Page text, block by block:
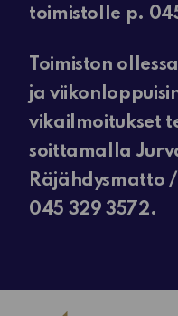
toimistolle p.
Toimiston
ja
vikailmoitukset
soittamalla
Räjähdysmatto
045 329 3572.